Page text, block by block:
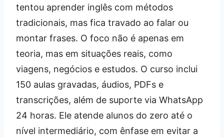
tentou aprender inglês com métodos
tradicionais, mas fica travado ao falar ou
montar frases. O foco não é apenas em
teoria, mas em situações reais, como
viagens, negócios e estudos. O curso inclui
150 aulas gravadas, áudios, PDFs e
transcrições, além de suporte via WhatsApp
24 horas. Ele atende alunos do zero até o
nível intermediário, com ênfase em evitar a